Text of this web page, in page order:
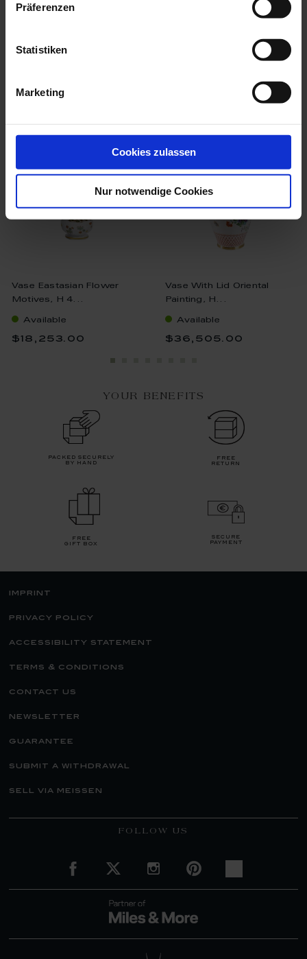
Präferenzen
Statistiken
Marketing
Cookies zulassen
Nur notwendige Cookies
Available
we think you’ll like these
Vase Eastasian Flower
Motives, H 4...
Available
$18,253.00
Vase With Lid Oriental
Painting, H...
Available
$36,505.00
YOUR BENEFITS
packed securely
by hand
free
return
free
gift box
secure
payment
imprint
privacy policy
accessibility statement
terms & conditions
contact us
newsletter
guarantee
submit a withdrawal
sell via meissen
FOLLOW US